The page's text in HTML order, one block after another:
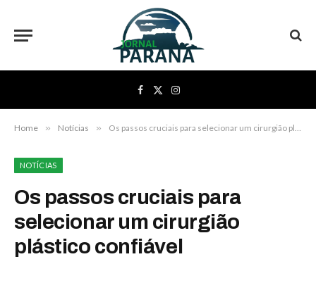
Facebook
X
(Twitter)
Instagram
Home » Notícias » Os passos cruciais para selecionar um cirurgião plástico confiável
NOTÍCIAS
Os passos cruciais para
selecionar um cirurgião
plástico confiável